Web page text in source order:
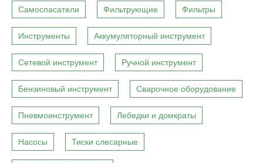
Самоспасатели Фильтрующие Фильтры
Инструменты Аккумуляторный инструмент
Сетевой инструмент Ручной инструмент
Бензиновый инструмент Сварочное оборудование
Пневмоинструмент Лебедки и домкраты
Насосы Тиски слесарные